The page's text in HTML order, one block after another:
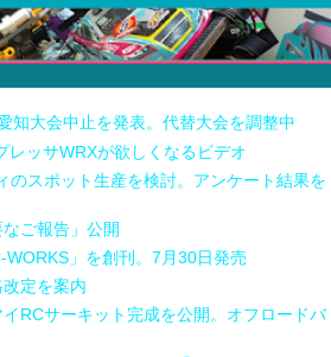
知大会中止を発表。代替大会を調整中
レッサWRXが欲しくなるビデオ
のスポット生産を検討。アンケート結果を
ご報告」公開
」を創刊。7月30日発売
定を案内
RCサーキット完成を公開。オフロードバ